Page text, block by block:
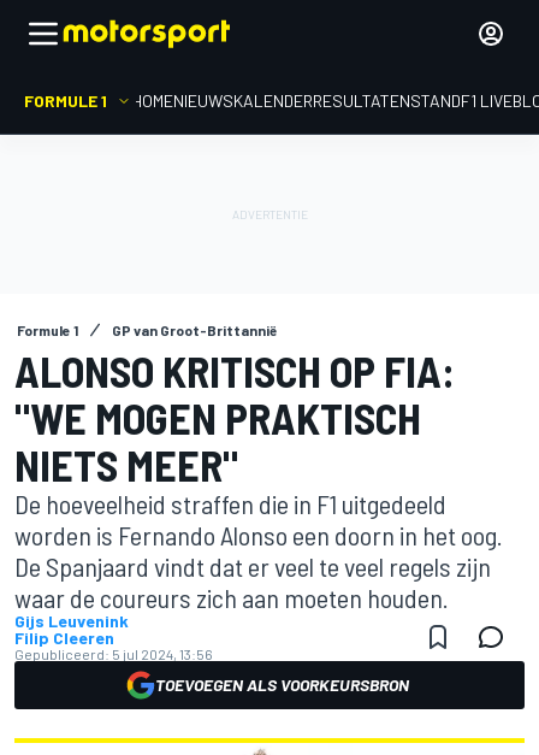
FORMULE 1 HOMENIEUWSKALENDERRESULTATENSTANDF1
Formule 1 GP van Groot-Brittannië
ALONSO KRITISCH OP FIA:
"WE MOGEN PRAKTISCH
NIETS MEER"
De hoeveelheid straffen die in F1 uitgedeeld
worden is Fernando Alonso een doorn in het oog.
De Spanjaard vindt dat er veel te veel regels zijn
waar de coureurs zich aan moeten houden.
Gijs Leuvenink
Filip Cleeren
Gepubliceerd: 5 jul 2024, 13:56
TOEVOEGEN ALS VOORKEURSBRON